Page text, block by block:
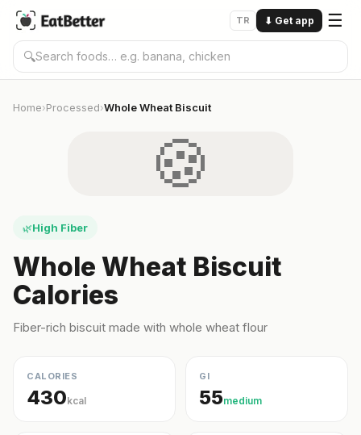
TR ⬇ Get app ☰
🔍
Home›Processed›Whole Wheat Biscuit
🍪
🌿High Fiber
Whole Wheat Biscuit
Calories
Fiber-rich biscuit made with whole wheat flour
CALORIES
430kcal
GI
55medium